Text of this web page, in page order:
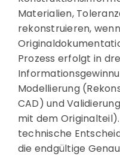
Materialien,
rekonstruieren,
Prozess erfolgt in
Modellierung
CAD) und
mit dem
technische
die endgültige